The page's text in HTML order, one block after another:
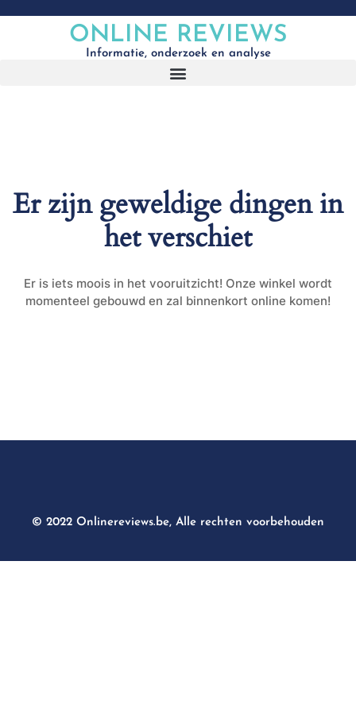
ONLINE REVIEWS
Informatie, onderzoek en analyse
Er zijn geweldige dingen in
het verschiet
Er is iets moois in het vooruitzicht! Onze winkel wordt
momenteel gebouwd en zal binnenkort online komen!
© 2022 Onlinereviews.be, Alle rechten voorbehouden